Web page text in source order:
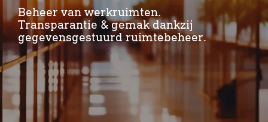
Beheer van werkruimten.
Transparantie & gemak dankzij
gegevensgestuurd ruimtebeheer.